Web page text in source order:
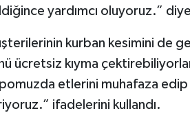
yardımcı oluyoruz.”
kurban kesimini de
ücretsiz kıyma
etlerini muhafaza
ifadelerini kullandı.